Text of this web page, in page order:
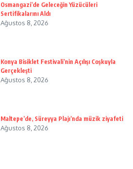
Osmangazi’de Geleceğin Yüzücüleri
Sertifikalarını Aldı
Ağustos 8, 2026
Konya Bisiklet Festivali’nin Açılışı Coşkuyla
Gerçekleşti
Ağustos 8, 2026
Maltepe’de, Süreyya Plajı’nda müzik ziyafeti
Ağustos 8, 2026